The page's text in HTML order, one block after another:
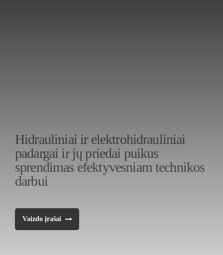
Hidrauliniai ir elektrohidrauliniai
padargai ir jų priedai puikus
sprendimas efektyvesniam technikos
darbui
Vaizdo įrašai